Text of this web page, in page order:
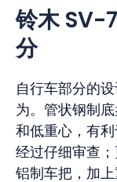
铃木 SV-
分
自行车部分的
为。管状钢制
和低重心，有
经过仔细审查
铝制车把，加